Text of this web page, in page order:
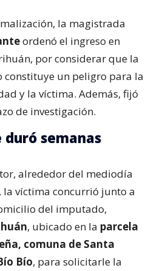
la magistrada
ordenó el ingreso en
por considerar que la
un peligro para la
y la víctima. Además, fijó
de investigación.
duró semanas
alrededor del mediodía
la víctima concurrió junto a
del imputado,
, ubicado en la parcela
comuna de Santa
Bío, para solicitarle la